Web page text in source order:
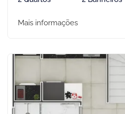
Mais informações